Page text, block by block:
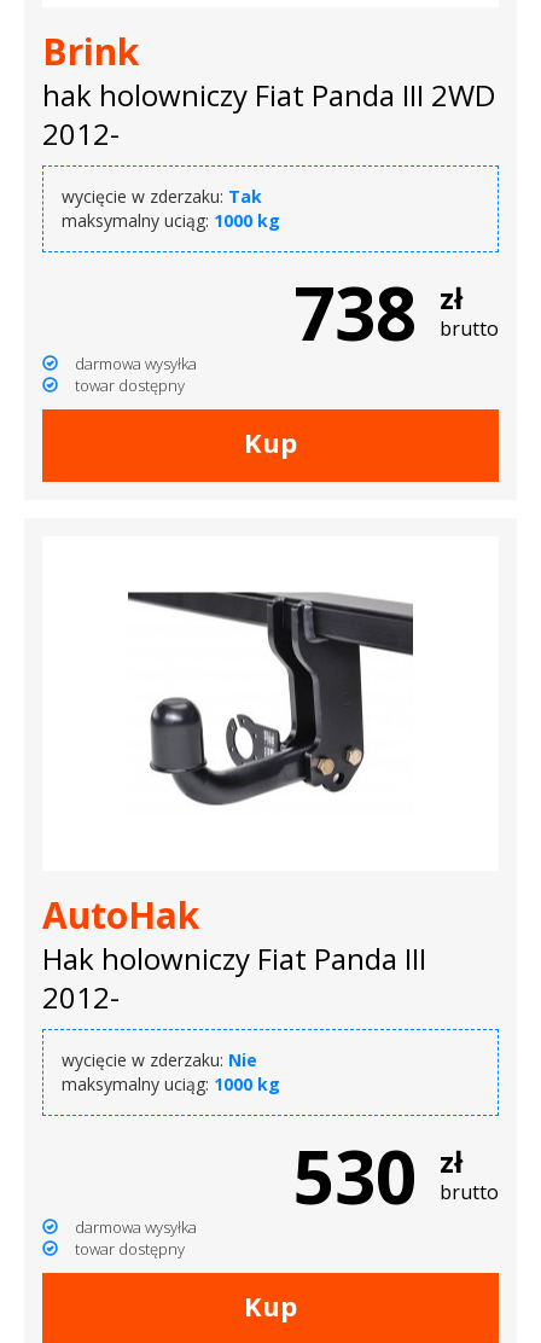
Brink
hak holowniczy Fiat Panda III 2WD
2012-
wycięcie w zderzaku: Tak
maksymalny uciąg: 1000 kg
738 zł
brutto
darmowa wysyłka
towar dostępny
Kup
AutoHak
Hak holowniczy Fiat Panda III
2012-
wycięcie w zderzaku: Nie
maksymalny uciąg: 1000 kg
530 zł
brutto
darmowa wysyłka
towar dostępny
Kup